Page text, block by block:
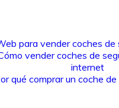
para vender coches de
vender coches de
internet
qué comprar un coche